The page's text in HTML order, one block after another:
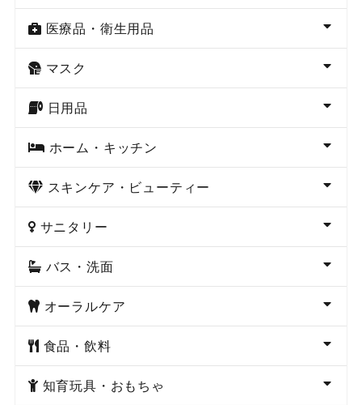
医療品・衛生用品
マスク
日用品
ホーム・キッチン
スキンケア・ビューティー
サニタリー
バス・洗面
オーラルケア
食品・飲料
知育玩具・おもちゃ